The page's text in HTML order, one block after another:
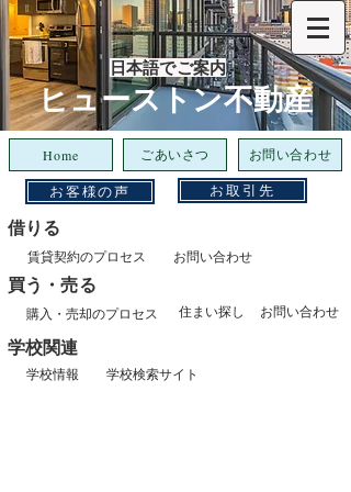
​ヒューストン不動産
日本語でご案内
Home ごあいさつ お問い合わせ
お客様の声 お取引先
借りる
賃貸契約のプロセス お問い合わせ
​買う・売る
購入・売却のプロセス お問い合わせ
住まい探し
​学校関連
学校情報 学校検索サイト